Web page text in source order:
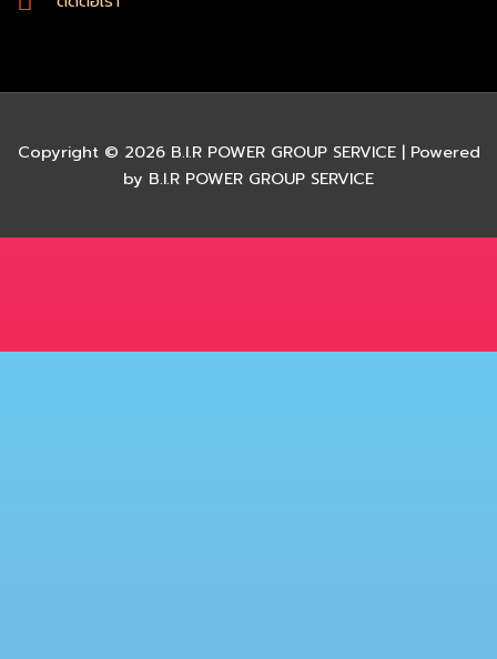
Copyright © 2026 B.I.R POWER GROUP SERVICE | Powered
by B.I.R POWER GROUP SERVICE